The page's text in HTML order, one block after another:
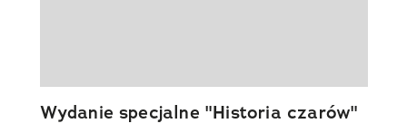
Wydanie specjalne "Historia czarów"